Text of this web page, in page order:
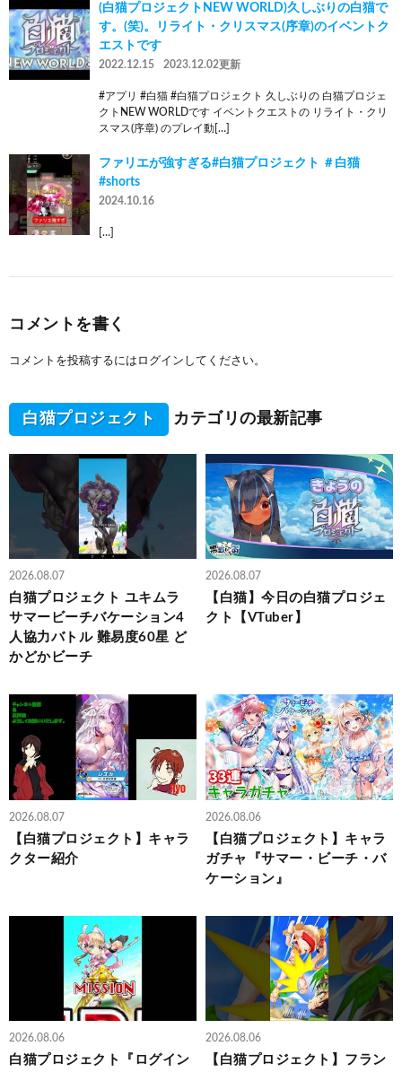
(白猫プロジェクトNEW WORLD)久しぶりの白猫で
す。(笑)。リライト・クリスマス(序章)のイベントク
エストです
2022.12.15 2023.12.02更新
#アプリ #白猫 #白猫プロジェクト 久しぶりの 白猫プロジェ
クトNEW WORLDです イベントクエストの リライト・クリ
スマス(序章) のプレイ動[…]
ファリエが強すぎる#白猫プロジェクト ＃白猫
#shorts
2024.10.16
[…]
コメントを書く
コメントを投稿するには ログイン してください。
白猫プロジェクト カテゴリの最新記事
2026.08.07
白猫プロジェクト ユキムラ
サマービーチバケーション4
人協力バトル 難易度60星 ど
かどかビーチ
2026.08.07
【白猫】今日の白猫プロジェ
クト【VTuber】
2026.08.07
【白猫プロジェクト】キャラ
クター紹介
2026.08.06
【白猫プロジェクト】キャラ
ガチャ『サマー・ビーチ・バ
ケーション』
2026.08.06
白猫プロジェクト『ログイン
2026.08.06
【白猫プロジェクト】フラン